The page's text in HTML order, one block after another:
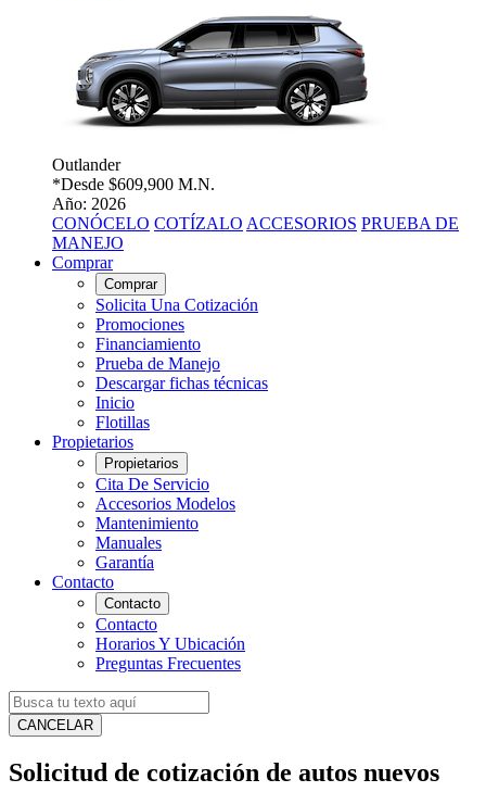
Outlander
*Desde $609,900 M.N.
Año: 2026
CONÓCELO COTÍZALO ACCESORIOS PRUEBA DE
MANEJO
Comprar
Comprar
Solicita Una Cotización
Promociones
Financiamiento
Prueba de Manejo
Descargar fichas técnicas
Inicio
Flotillas
Propietarios
Propietarios
Cita De Servicio
Accesorios Modelos
Mantenimiento
Manuales
Garantía
Contacto
Contacto
Contacto
Horarios Y Ubicación
Preguntas Frecuentes
CANCELAR
Solicitud de cotización de autos nuevos